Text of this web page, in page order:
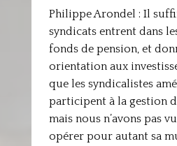
Philippe Arondel : Il
syndicats entrent dans
fonds de pension, et
orientation aux
que les syndicalistes
participent à la gestion
mais nous n’avons pas
opérer pour autant sa